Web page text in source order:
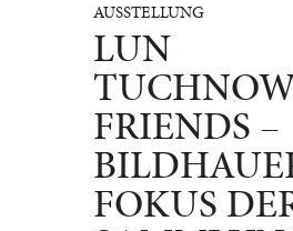
AUSSTELLUNG
LUN
FRIENDS –
FOKUS